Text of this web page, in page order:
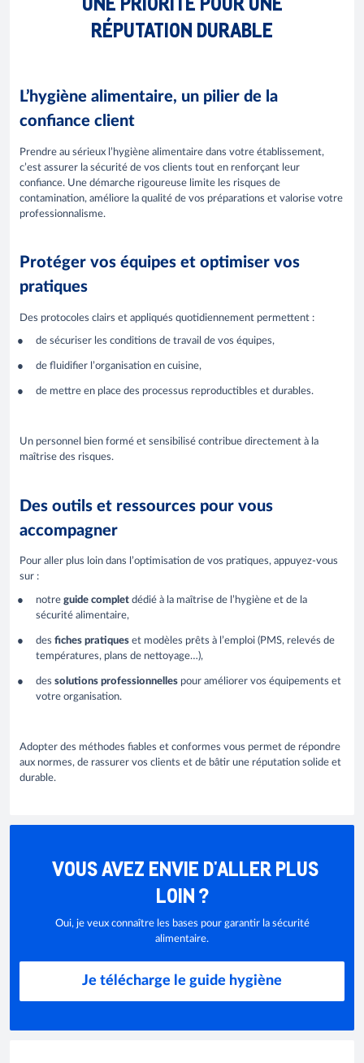
RÉPUTATION DURABLE
L’hygiène alimentaire, un pilier de la
confiance client
Prendre au sérieux l’hygiène alimentaire dans votre établissement,
c’est assurer la sécurité de vos clients tout en renforçant leur
confiance. Une démarche rigoureuse limite les risques de
contamination, améliore la qualité de vos préparations et valorise votre
professionnalisme.
Protéger vos équipes et optimiser vos
pratiques
Des protocoles clairs et appliqués quotidiennement permettent :
de sécuriser les conditions de travail de vos équipes,
de fluidifier l’organisation en cuisine,
de mettre en place des processus reproductibles et durables.
Un personnel bien formé et sensibilisé contribue directement à la
maîtrise des risques.
Des outils et ressources pour vous
accompagner
Pour aller plus loin dans l’optimisation de vos pratiques, appuyez-vous
sur :
notre guide complet dédié à la maîtrise de l’hygiène et de la
sécurité alimentaire,
des fiches pratiques et modèles prêts à l’emploi (PMS, relevés de
températures, plans de nettoyage…),
des solutions professionnelles pour améliorer vos équipements et
votre organisation.
Adopter des méthodes fiables et conformes vous permet de répondre
aux normes, de rassurer vos clients et de bâtir une réputation solide et
durable.
VOUS AVEZ ENVIE D'ALLER PLUS
LOIN ?
Oui, je veux connaître les bases pour garantir la sécurité
alimentaire.
Je télécharge le guide hygiène